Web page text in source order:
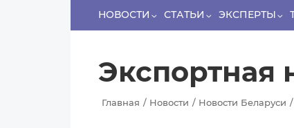
НОВОСТИ СТАТЬИ ЭКСПЕРТЫ
Экспортная
Главная Новости Новости Беларуси